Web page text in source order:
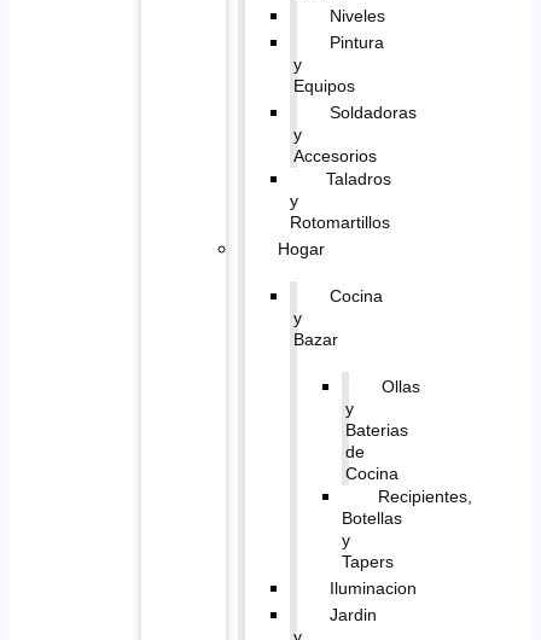
Niveles
Pintura
y
Equipos
Soldadoras
y
Accesorios
Taladros
y
Rotomartillos
Hogar
Cocina
y
Bazar
Ollas
y
Baterias
de
Cocina
Recipientes,
Botellas
y
Tapers
Iluminacion
Jardin
y